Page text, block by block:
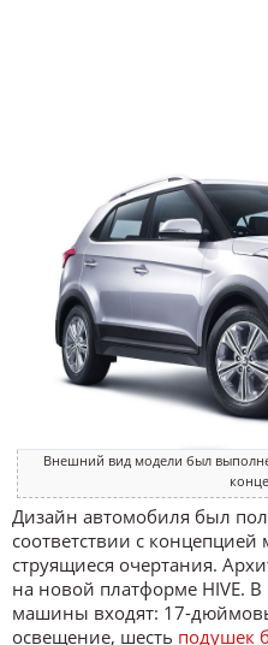
Внешний вид модели был
Дизайн автомобиля был
соответствии с концепцией
струящиеся очертания.
на новой платформе HIVE.
машины входят: 17-
освещение, шесть подушек